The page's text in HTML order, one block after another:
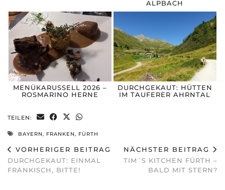
ALPBACH
MENÜKARUSSELL 2026 –
ROSMARINO HERNE
DURCHGEKAUT: HÜTTEN
IM TAUFERER AHRNTAL
TEILEN:
BAYERN, FRANKEN, FÜRTH
VORHERIGER BEITRAG
DURCHGEKAUT: EINMAL
FRÄNKISCH, BITTE!
NÄCHSTER BEITRAG
TIM´S KITCHEN FÜRTH –
BALD MIT STERN?